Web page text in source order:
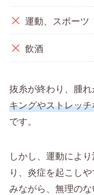
運動、スポーツ
飲酒
抜糸が終わり、腫れ
キングやストレッ
です。
しかし、運動によ
り、炎症を起こし
みながら、無理のな